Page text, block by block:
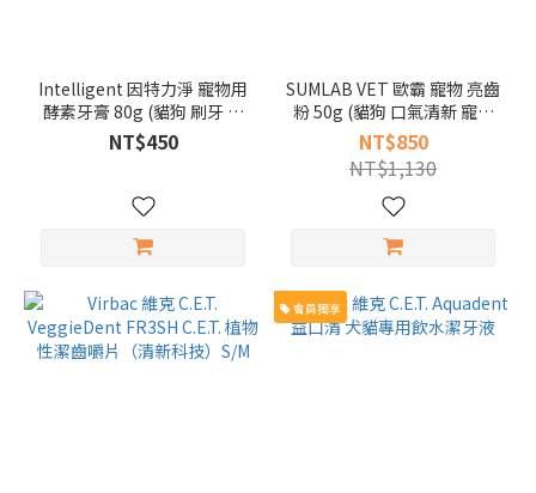
Intelligent 因特力淨 寵物用
酵素牙膏 80g (貓狗 刷牙 犬
貓 牙膏 潔牙 寵物牙膏)
NT$450
SUMLAB VET 歐霸 寵物 亮齒
粉 50g (貓狗 口氣清新 寵物
牙垢 犬貓 口腔保健 潔牙)
NT$850
NT$1,130
會員獨享